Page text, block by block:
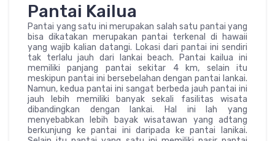
Pantai Kailua
Pantai yang satu ini merupakan salah satu pantai yang
bisa dikatakan merupakan pantai terkenal di hawaii
yang wajib kalian datangi. Lokasi dari pantai ini sendiri
tak terlalu jauh dari lankai beach. Pantai kailua ini
memiliki panjang pantai sekitar 4 km, selain itu
meskipun pantai ini bersebelahan dengan pantai lankai.
Namun, kedua pantai ini sangat berbeda jauh pantai ini
jauh lebih memiliki banyak sekali fasilitas wisata
dibandingkan dengan lankai. Hal ini lah yang
menyebabkan lebih bayak wisatawan yang adtang
berkunjung ke pantai ini daripada ke pantai lanikai.